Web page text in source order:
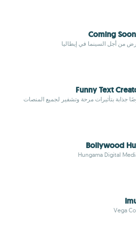
Coming
من أجل السينما في إيطاليا
Funny Text
جذابة بتأثيرات مرحة وتشفير لجميع المنصات
Bollywood
Hungama Digital
Vega